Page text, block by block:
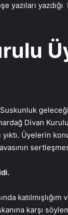
yazıları
Divan
Üyelerin
katılmışlığım
karşı